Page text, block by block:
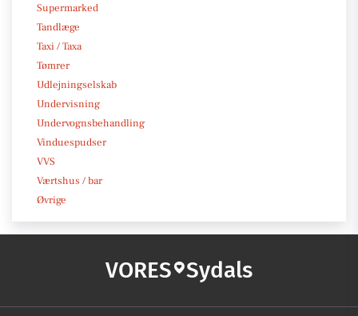
Supermarked
Tandlæge
Taxi / Taxa
Tømrer
Udlejningselskab
Undervisning
Undervognsbehandling
Vinduespudser
VVS
Værtshus / bar
Øvrige
VORES Sydals